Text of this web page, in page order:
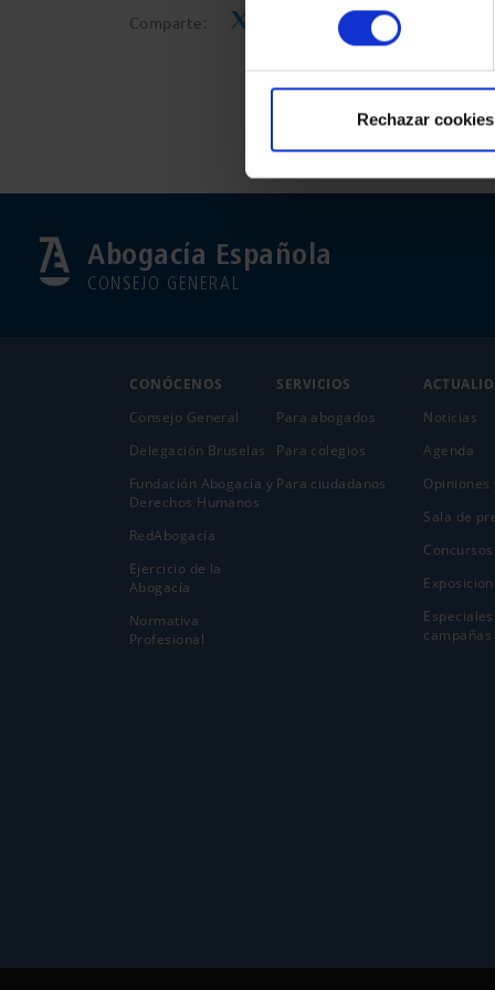
consentimiento
Rechazar cookies
Comparte:
Abogacía Española
CONSEJO GENERAL
CONÓCENOS
Consejo General
Delegación Bruselas
Fundación Abogacía y
Derechos Humanos
RedAbogacía
Ejercicio de la
Abogací­a
Normativa
Profesional
SERVICIOS
Para abogados
Para colegios
Para ciudadanos
Noticias
Agenda
Opiniones
Sala de
Concursos
campañas